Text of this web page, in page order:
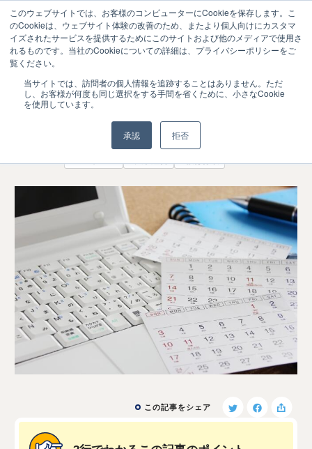
このウェブサイトでは、お客様のコンピューターにCookieを保存します。こ
のCookieは、ウェブサイト体験の改善のため、またより個人向けにカスタマ
イズされたサービスを提供するためにこのサイトおよび他のメディアで使用さ
れるものです。当社のCookieについての詳細は、プライバシーポリシーをご
覧ください。
当サイトでは、訪問者の個人情報を追跡することはありません。ただ
し、お客様が何度も同じ選択をする手間を省くために、小さなCookie
を使用しています。
承認 拒否
14
私学助成配分ルールの変更③改革総合支
援事業 IRをさらに重視
この記事をシェア